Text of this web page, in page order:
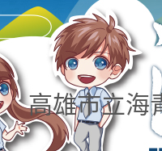
高雄市立海